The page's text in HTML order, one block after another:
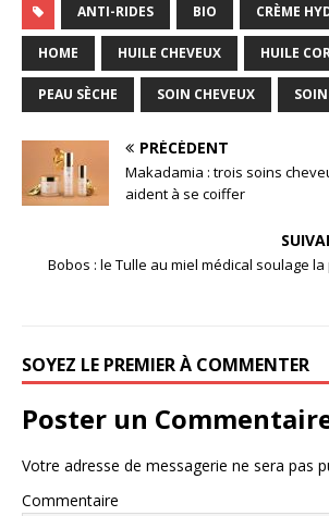
ANTI-RIDES BIO CRÈME
HOME HUILE CHEVEUX HUILE
PEAU SÈCHE SOIN CHEVEUX
PRÉCÉDENT
Makadamia : trois soins
aident à se coiffer
Bobos : le Tulle au miel médical soulage la
SOYEZ LE PREMIER À COMMENTER
Poster un
Votre adresse de messagerie ne sera pas
Commentaire